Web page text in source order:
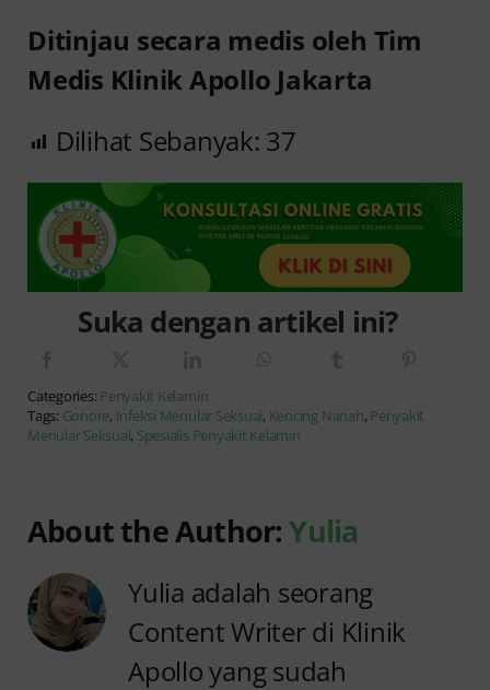
Ditinjau secara medis oleh Tim
Medis Klinik Apollo Jakarta
Dilihat Sebanyak: 37
Suka dengan artikel ini?
Categories: Penyakit Kelamin
Tags: Gonore, Infeksi Menular Seksual, Kencing Nanah, Penyakit
Menular Seksual, Spesialis Penyakit Kelamin
About the Author:Yulia
Yulia adalah seorang
Content Writer di Klinik
Apollo yang sudah